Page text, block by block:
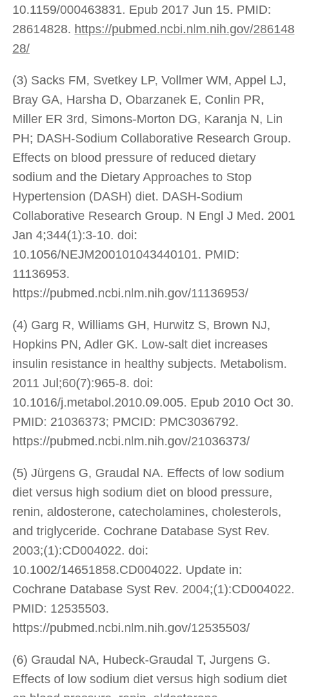
10.1159/000463831. Epub 2017 Jun 15. PMID:
28614828. https://pubmed.ncbi.nlm.nih.gov/286148
28/
(3) Sacks FM, Svetkey LP, Vollmer WM, Appel LJ,
Bray GA, Harsha D, Obarzanek E, Conlin PR,
Miller ER 3rd, Simons-Morton DG, Karanja N, Lin
PH; DASH-Sodium Collaborative Research Group.
Effects on blood pressure of reduced dietary
sodium and the Dietary Approaches to Stop
Hypertension (DASH) diet. DASH-Sodium
Collaborative Research Group. N Engl J Med. 2001
Jan 4;344(1):3-10. doi:
10.1056/NEJM200101043440101. PMID:
11136953.
https://pubmed.ncbi.nlm.nih.gov/11136953/
(4) Garg R, Williams GH, Hurwitz S, Brown NJ,
Hopkins PN, Adler GK. Low-salt diet increases
insulin resistance in healthy subjects. Metabolism.
2011 Jul;60(7):965-8. doi:
10.1016/j.metabol.2010.09.005. Epub 2010 Oct 30.
PMID: 21036373; PMCID: PMC3036792.
https://pubmed.ncbi.nlm.nih.gov/21036373/
(5) Jürgens G, Graudal NA. Effects of low sodium
diet versus high sodium diet on blood pressure,
renin, aldosterone, catecholamines, cholesterols,
and triglyceride. Cochrane Database Syst Rev.
2003;(1):CD004022. doi:
10.1002/14651858.CD004022. Update in:
Cochrane Database Syst Rev. 2004;(1):CD004022.
PMID: 12535503.
https://pubmed.ncbi.nlm.nih.gov/12535503/
(6) Graudal NA, Hubeck-Graudal T, Jurgens G.
Effects of low sodium diet versus high sodium diet